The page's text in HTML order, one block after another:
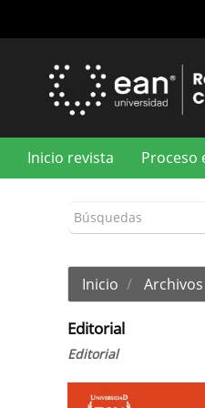
principal
Inicio revista Proceso
Inicio Archivos
Editorial
Editorial